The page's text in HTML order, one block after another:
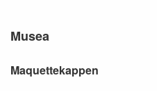
Musea
Maquettekappen